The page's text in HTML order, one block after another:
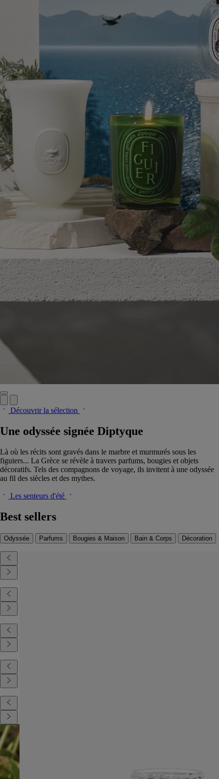
Découvrir la sélection
Une odyssée signée Diptyque
Là où les récits sont gravés dans le marbre et murmurés sous les
figuiers... La Grèce se révèle à travers parfums, bougies et objets
décoratifs. Tels des compagnons de voyage, ils invitent à une odyssée
au fil des siècles et des mythes.
Les senteurs d'été
Best sellers
Odyssée Parfums Bougies & Maison Bain & Corps Décoration